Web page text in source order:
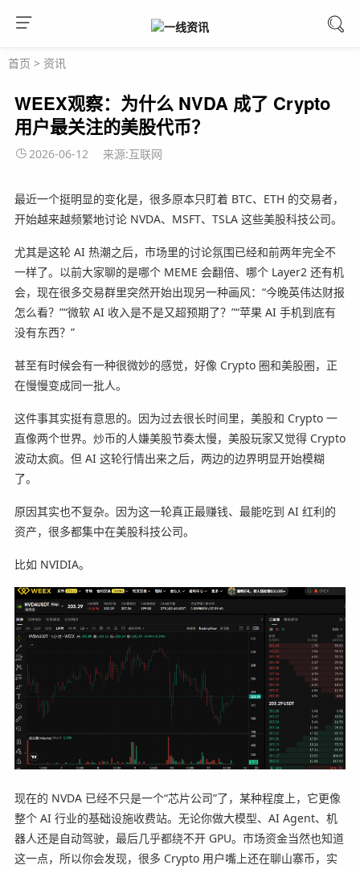
首页 > 资讯
WEEX观察：为什么 NVDA 成了 Crypto
用户最关注的美股代币？
2026-06-12 来源:互联网
最近一个挺明显的变化是，很多原本只盯着 BTC、ETH 的交易者，
开始越来越频繁地讨论 NVDA、MSFT、TSLA 这些美股科技公司。
尤其是这轮 AI 热潮之后，市场里的讨论氛围已经和前两年完全不
一样了。以前大家聊的是哪个 MEME 会翻倍、哪个 Layer2 还有机
会，现在很多交易群里突然开始出现另一种画风：“今晚英伟达财报
怎么看？”“微软 AI 收入是不是又超预期了？”“苹果 AI 手机到底有
没有东西？”
甚至有时候会有一种很微妙的感觉，好像 Crypto 圈和美股圈，正
在慢慢变成同一批人。
这件事其实挺有意思的。因为过去很长时间里，美股和 Crypto 一
直像两个世界。炒币的人嫌美股节奏太慢，美股玩家又觉得 Crypto
波动太疯。但 AI 这轮行情出来之后，两边的边界明显开始模糊
了。
原因其实也不复杂。因为这一轮真正最赚钱、最能吃到 AI 红利的
资产，很多都集中在美股科技公司。
比如 NVIDIA。
现在的 NVDA 已经不只是一个“芯片公司”了，某种程度上，它更像
整个 AI 行业的基础设施收费站。无论你做大模型、AI Agent、机
器人还是自动驾驶，最后几乎都绕不开 GPU。市场资金当然也知道
这一点，所以你会发现，很多 Crypto 用户嘴上还在聊山寨币，实